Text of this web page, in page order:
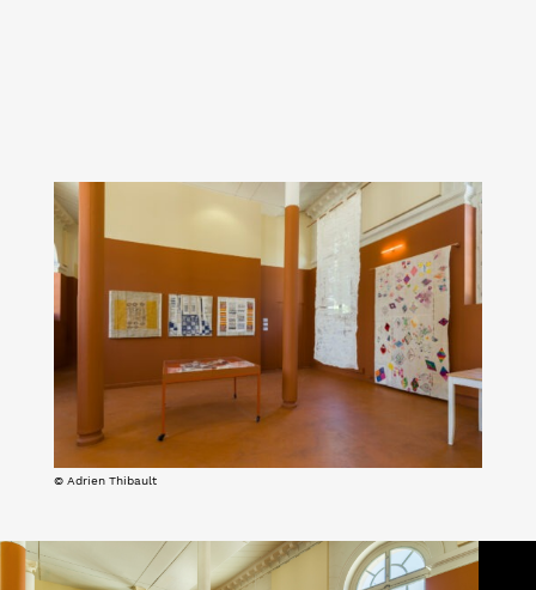
© Adrien Thibault